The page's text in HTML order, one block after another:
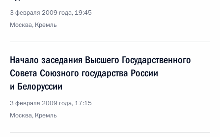
3 февраля 2009 года, 19:45
Москва, Кремль
Начало заседания Высшего Государственного
Совета Союзного государства России
и Белоруссии
3 февраля 2009 года, 17:15
Москва, Кремль